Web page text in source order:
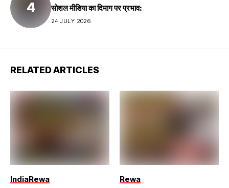
सोशल मीडिया का दिमाग पर प्रभाव:
24 JULY 2026
RELATED ARTICLES
IndiaRewa Rewa